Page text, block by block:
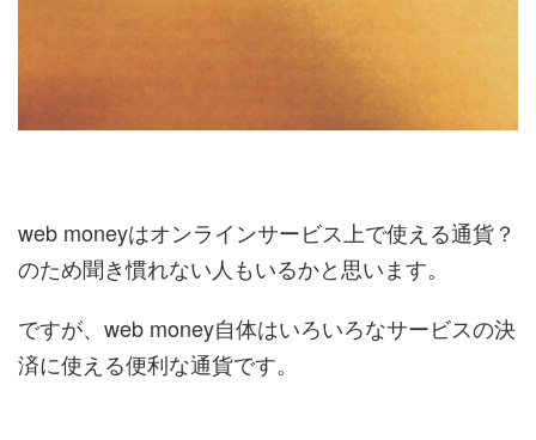
web moneyはオンラインサービス上で使える通貨？
のため聞き慣れない人もいるかと思います。
ですが、web money自体はいろいろなサービスの決
済に使える便利な通貨です。